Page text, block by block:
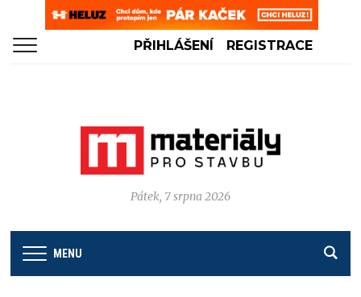
PŘIHLÁŠENÍ REGISTRACE
Pátek, 7 srpna 2026
MENU